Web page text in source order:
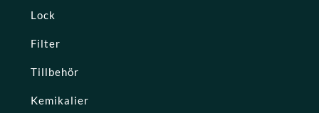
Lock
Filter
Tillbehör
Kemikalier